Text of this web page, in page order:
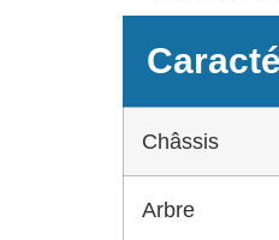
Châssis
Arbre